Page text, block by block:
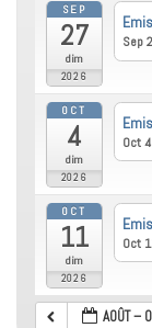
SEP
27
dim
2026
Sep
OCT
4
dim
2026
Oct
OCT
11
dim
2026
Oct
AOÛT –